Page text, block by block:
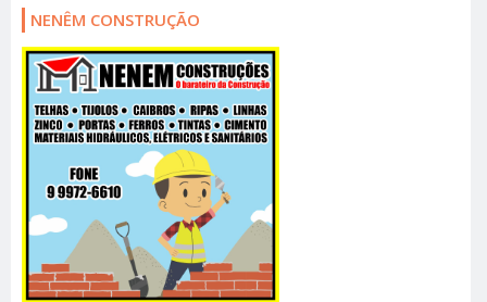
NENÊM CONSTRUÇÃO